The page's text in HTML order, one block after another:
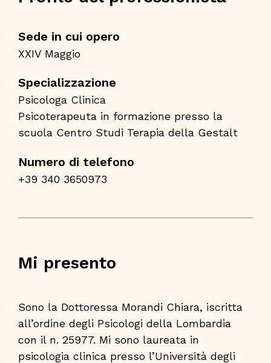
Sede in cui opero
XXIV Maggio
Specializzazione
Psicologa Clinica
Psicoterapeuta in formazione presso la
scuola Centro Studi Terapia della Gestalt
Numero di telefono
+39 340 3650973
Mi presento
Sono la Dottoressa Morandi Chiara, iscritta
all’ordine degli Psicologi della Lombardia
con il n. 25977. Mi sono laureata in
psicologia clinica presso l’Università degli